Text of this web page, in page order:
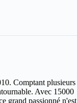
Comptant plusieurs
Avec 15000
grand passionné n'est